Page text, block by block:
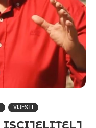
VIJESTI
ISCIJELITELJ